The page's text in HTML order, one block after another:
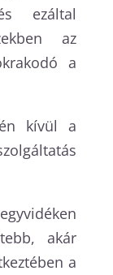
ezáltal
az
a
kívül a
akár
a